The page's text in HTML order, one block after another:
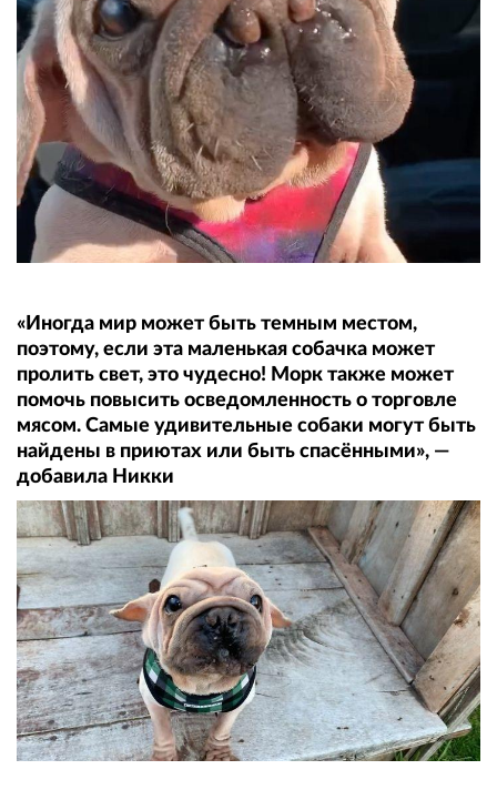
«Иногда мир может быть темным местом,
поэтому, если эта маленькая собачка может
пролить свет, это чудесно! Морк также может
помочь повысить осведомленность о торговле
мясом. Самые удивительные собаки могут быть
найдены в приютах или быть спасёнными», —
добавила Никки